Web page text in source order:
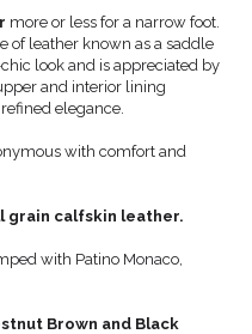
more or less for a narrow foot.
of leather known as a saddle
look and is appreciated by
and interior lining
elegance.
with comfort and
grain calfskin leather.
with Patino Monaco,
Brown and Black